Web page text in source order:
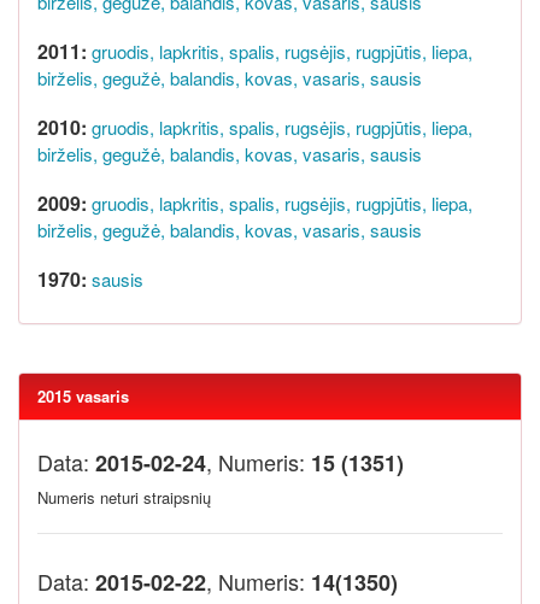
2011: gruodis, lapkritis, spalis, rugsėjis, rugpjūtis, liepa,
birželis, gegužė, balandis, kovas, vasaris, sausis
2010: gruodis, lapkritis, spalis, rugsėjis, rugpjūtis, liepa,
birželis, gegužė, balandis, kovas, vasaris, sausis
2009: gruodis, lapkritis, spalis, rugsėjis, rugpjūtis, liepa,
birželis, gegužė, balandis, kovas, vasaris, sausis
1970: sausis
2015 vasaris
Data: 2015-02-24, Numeris: 15 (1351)
Numeris neturi straipsnių
Data: 2015-02-22, Numeris: 14(1350)